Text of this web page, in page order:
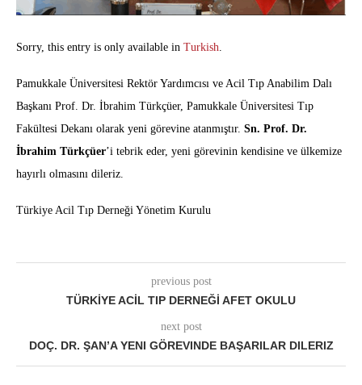
Sorry, this entry is only available in Turkish.
Pamukkale Üniversitesi Rektör Yardımcısı ve Acil Tıp Anabilim Dalı
Başkanı Prof. Dr. İbrahim Türkçüer, Pamukkale Üniversitesi Tıp
Fakültesi Dekanı olarak yeni görevine atanmıştır. Sn. Prof. Dr.
İbrahim Türkçüer’i tebrik eder, yeni görevinin kendisine ve ülkemize
hayırlı olmasını dileriz.
Türkiye Acil Tıp Derneği Yönetim Kurulu
previous post
TÜRKİYE ACİL TIP DERNEĞİ AFET OKULU
next post
DOÇ. DR. ŞAN’A YENI GÖREVINDE BAŞARILAR DILERIZ